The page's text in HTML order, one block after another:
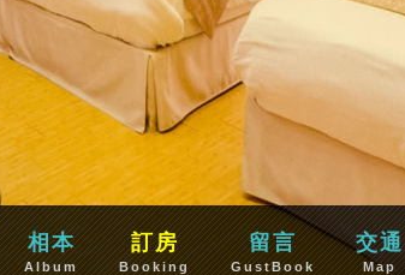
相本
Album
訂房
Booking
留言
GustBook
交通
Map